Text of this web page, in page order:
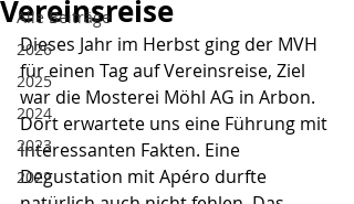
Alle Beiträge
2026
2025
2024
2023
2022
Vereinsreise
Dieses Jahr im Herbst ging der MVH
für einen Tag auf Vereinsreise, Ziel
war die Mosterei Möhl AG in Arbon.
Dort erwartete uns eine Führung mit
interessanten Fakten. Eine
Degustation mit Apéro durfte